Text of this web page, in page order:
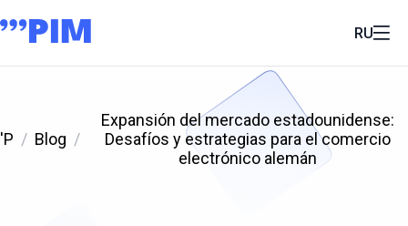
RU
'P Blog
Expansión del mercado estadounidense:
Desafíos y estrategias para el comercio
electrónico alemán